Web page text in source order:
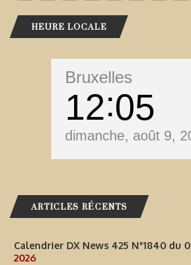
HEURE LOCALE
Bruxelles
12 05
dimanche, août 9,
ARTICLES RÉCENTS
Calendrier DX News 425 N°1840 du
2026